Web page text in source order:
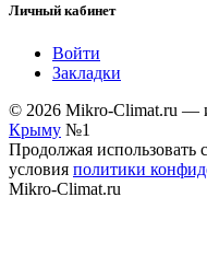
Личный кабинет
Войти
Закладки
© 2026 Mikro-Climat.ru —
Крыму №1
Продолжая
условия политики
Mikro-Climat.ru